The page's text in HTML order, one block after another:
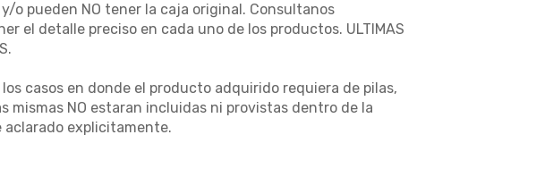
o pueden NO tener la caja original. Consultanos
el detalle preciso en cada uno de los productos. ULTIMAS
los casos en donde el producto adquirido requiera de pilas,
mismas NO estaran incluidas ni provistas dentro de la
aclarado explicitamente.